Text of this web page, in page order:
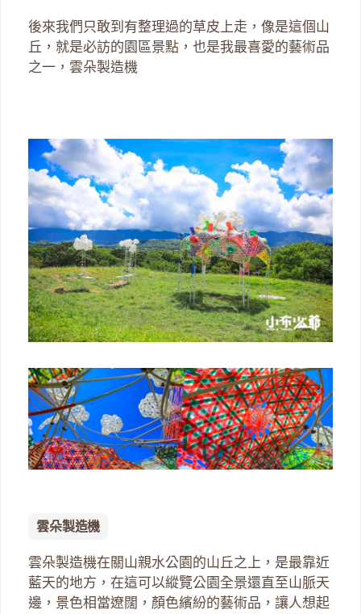
後來我們只敢到有整理過的草皮上走，像是這個山
丘，就是必訪的園區景點，也是我最喜愛的藝術品
之一，雲朵製造機
雲朵製造機
雲朵製造機在關山親水公園的山丘之上，是最靠近
藍天的地方，在這可以縱覽公園全景還直至山脈天
邊，景色相當遼闊，顏色繽紛的藝術品，讓人想起